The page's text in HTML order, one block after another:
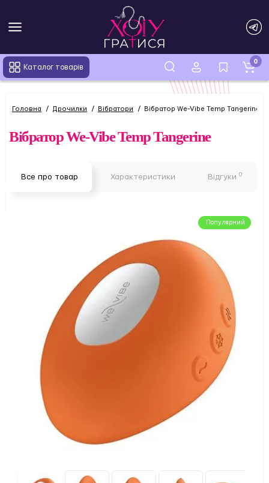
Каталог товарів
0
Головна Дрочилки Вібратори Вібратор We-Vibe Temp Tangerine
Вібратор We-Vibe Temp Tangerine
Все про товар Характеристики Відгуки 0
Популярний